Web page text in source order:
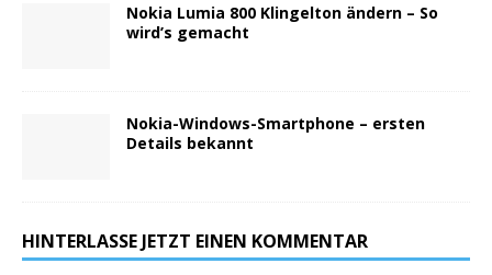
Nokia Lumia 800 Klingelton ändern – So
wird’s gemacht
Nokia-Windows-Smartphone – ersten
Details bekannt
HINTERLASSE JETZT EINEN KOMMENTAR